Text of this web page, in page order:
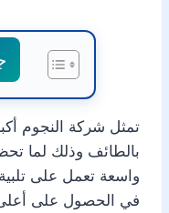
تمثل شركة النجوم
بالطائف وذلك لما
واسعة تعمل على تلبية
في الحصول على